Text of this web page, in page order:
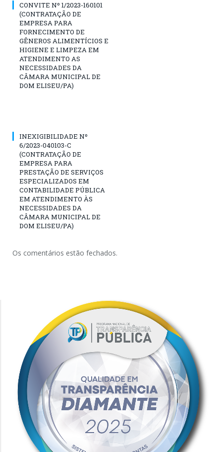
CONVITE Nº 1/2023-160101
(CONTRATAÇÃO DE
EMPRESA PARA
FORNECIMENTO DE
GÊNEROS ALIMENTÍCIOS E
HIGIENE E LIMPEZA EM
ATENDIMENTO AS
NECESSIDADES DA
CÂMARA MUNICIPAL DE
DOM ELISEU/PA)
INEXIGIBILIDADE Nº
6/2023-040103-C
(CONTRATAÇÃO DE
EMPRESA PARA
PRESTAÇÃO DE SERVIÇOS
ESPECIALIZADOS EM
CONTABILIDADE PÚBLICA
EM ATENDIMENTO ÀS
NECESSIDADES DA
CÂMARA MUNICIPAL DE
DOM ELISEU/PA)
Os comentários estão fechados.